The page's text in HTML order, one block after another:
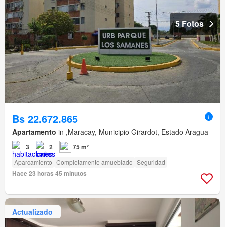
5 Fotos
Bs 22.672.865
Apartamento in ,Maracay, Municipio Girardot, Estado Aragua
3 2 75 m²
Aparcamiento Completamente amueblado Seguridad
Hace 23 horas 45 minutos
Actualizado